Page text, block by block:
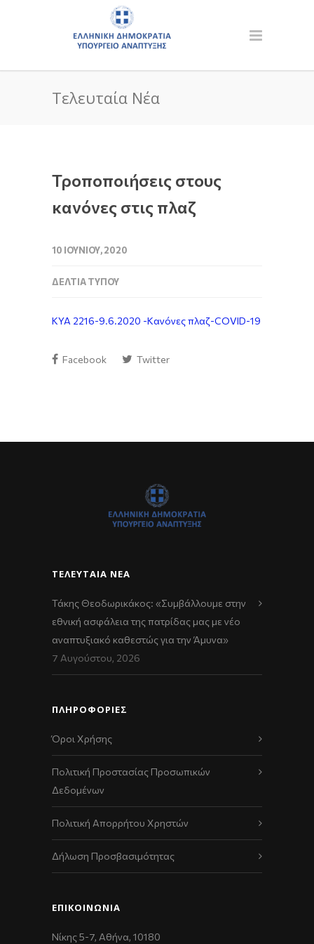
Τελευταία Νέα
Τροποποιήσεις στους
κανόνες στις πλαζ
10 ΙΟΥΝΊΟΥ, 2020
ΔΕΛΤΊΑ ΤΎΠΟΥ
ΚΥΑ 2216-9.6.2020 -Κανόνες πλαζ-COVID-19
Facebook Twitter
ΤΕΛΕΥΤΑΊΑ ΝΈΑ
Τάκης Θεοδωρικάκος: «Συμβάλλουμε στην
εθνική ασφάλεια της πατρίδας μας με νέο
αναπτυξιακό καθεστώς για την Άμυνα»
7 Αυγούστου, 2026
ΠΛΗΡΟΦΟΡΙΕΣ
Όροι Χρήσης
Πολιτική Προστασίας Προσωπικών
Δεδομένων
Πολιτική Απορρήτου Χρηστών
Δήλωση Προσβασιμότητας
ΕΠΙΚΟΙΝΩΝΊΑ
Νίκης 5-7, Αθήνα, 10180